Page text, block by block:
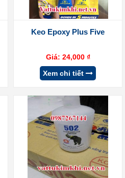
Keo Epoxy Plus Five
Giá: 24,000 ₫
Xem chi tiết